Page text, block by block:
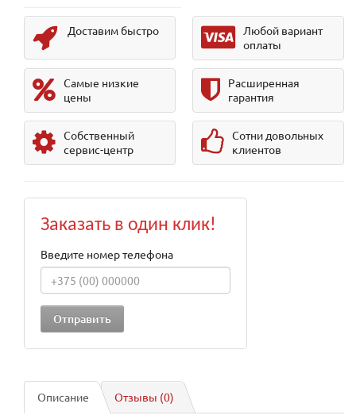
Доставим быстро
Любой вариант
оплаты
Самые низкие
цены
Расширенная
гарантия
Собственный
сервис-центр
Сотни довольных
клиентов
Заказать в один клик!
Введите номер телефона
Описание Отзывы (0)